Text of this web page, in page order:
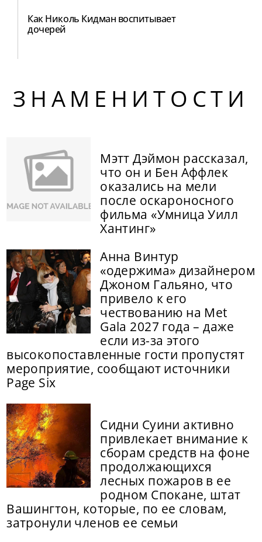
Как Николь Кидман воспитывает
дочерей
ЗНАМЕНИТОСТИ
Мэтт Дэймон рассказал,
что он и Бен Аффлек
оказались на мели
после оскароносного
фильма «Умница Уилл
Хантинг»
Анна Винтур
«одержима» дизайнером
Джоном Гальяно, что
привело к его
чествованию на Met
Gala 2027 года – даже
если из-за этого
высокопоставленные гости пропустят
мероприятие, сообщают источники
Page Six
Сидни Суини активно
привлекает внимание к
сборам средств на фоне
продолжающихся
лесных пожаров в ее
родном Спокане, штат
Вашингтон, которые, по ее словам,
затронули членов ее семьи